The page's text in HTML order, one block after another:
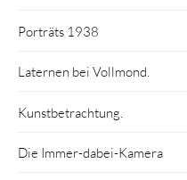
Porträts 1938
Laternen bei Vollmond.
Kunstbetrachtung.
Die Immer-dabei-Kamera